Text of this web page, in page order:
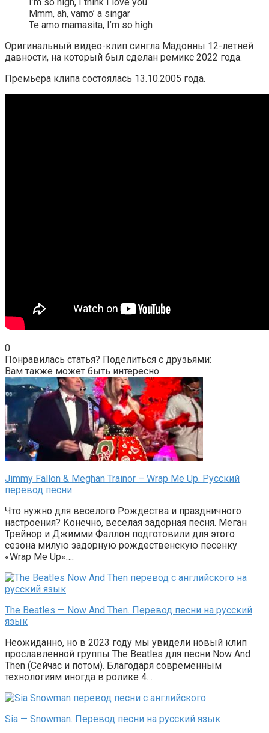
Mmm, ah, vamo’ a singar
Te amo mamasita, I’m so high
Оригинальный видео-клип сингла Мадонны 12-летней
давности, на который был сделан ремикс 2022 года.
Премьера клипа состоялась 13.10.2005 года.
0
Понравилась статья? Поделиться с друзьями:
Вам также может быть интересно
Jimmy Fallon & Meghan Trainor – Wrap Me Up. Русский
перевод песни
Что нужно для веселого Рождества и праздничного
настроения? Конечно, веселая задорная песня. Меган
Трейнор и Джимми Фаллон подготовили для этого
сезона милую задорную рождественскую песенку
«Wrap Me Up«….
The Beatles — Now And Then. Перевод песни на русский
язык
Неожиданно, но в 2023 году мы увидели новый клип
прославленной группы The Beatles для песни Now And
Then (Сейчас и потом). Благодаря современным
технологиям иногда в ролике 4…
Sia — Snowman. Перевод песни на русский язык